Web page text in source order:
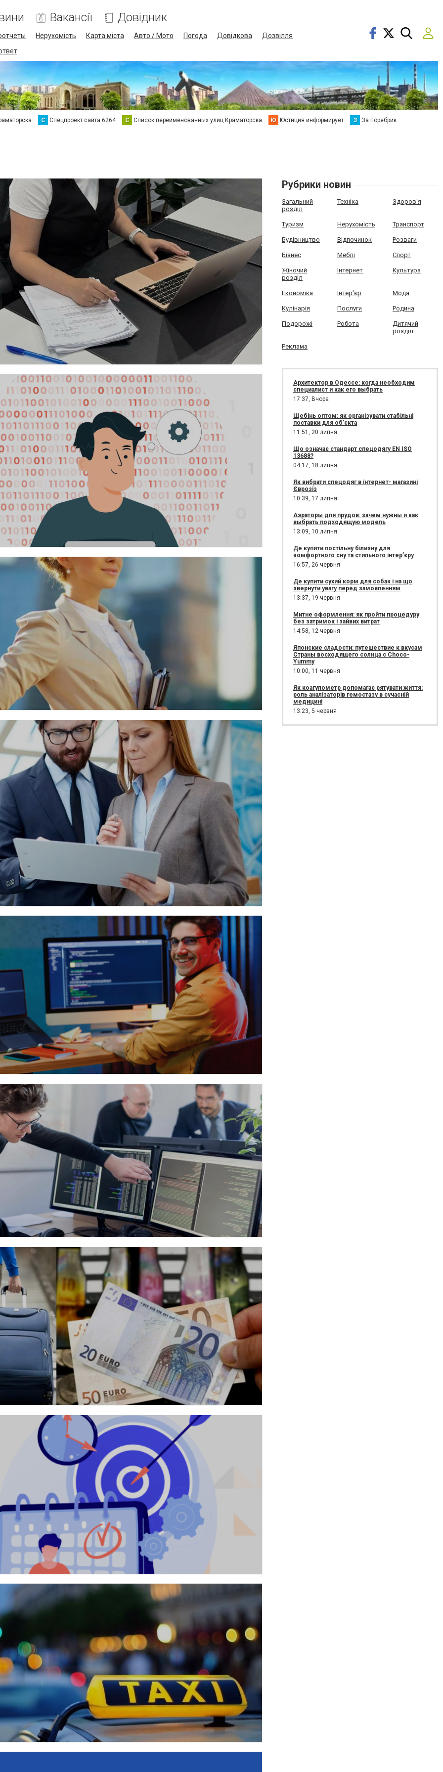
Вакансії Довідник
Нерухомість Карта міста Авто / Мото Погода Довідкова
Дозвілля
С Спецпроект сайта 6264 С Список переименованных улиц Краматорска Ю Юстиция информирует З За поребрик
Рубрики новин
Загальний
розділ
Техніка Здоров'я
Туризм Нерухомість Транспорт
Будівництво Відпочинок Розваги
Бізнес Меблі Спорт
Жіночий
розділ
Інтернет Культура
Економіка Інтер'єр Мода
Кулінарія Послуги Родина
Подорожі Робота
Дитячий
розділ
Реклама
Архитектор в Одессе: когда необходим
специалист и как его выбрать
17:37, Вчора
Щебінь оптом: як організувати стабільні
поставки для об’єкта
11:51, 20 липня
Що означає стандарт спецодягу EN ISO
13688?
04:17, 18 липня
Як вибрати спецодяг в інтернет- магазині
Єврозіз
10:39, 17 липня
Аэраторы для прудов: зачем нужны и как
выбрать подходящую модель
13:09, 10 липня
Де купити постільну білизну для
комфортного сну та стильного інтер’єру
16:57, 26 червня
Де купити сухий корм для собак і на що
звернути увагу перед замовленням
13:37, 19 червня
Митне оформлення: як пройти процедуру
без затримок і зайвих витрат
14:58, 12 червня
Японские сладости: путешествие к вкусам
Страны восходящего солнца с Choco-
Yummy
10:00, 11 червня
Як коагулометр допомагає рятувати життя:
роль аналізаторів гемостазу в сучасній
медицині
13:23, 5 червня